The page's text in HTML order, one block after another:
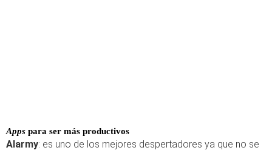
Apps para ser más productivos
Alarmy: es uno de los mejores despertadores ya que no se